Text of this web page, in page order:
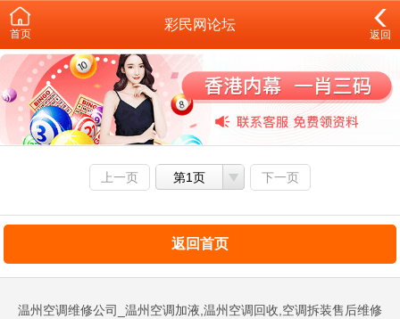
首页
彩民网论坛
返回
上一页 第1页 下一页
返回首页
温州空调维修公司_温州空调加液,温州空调回收,空调拆装售后维修